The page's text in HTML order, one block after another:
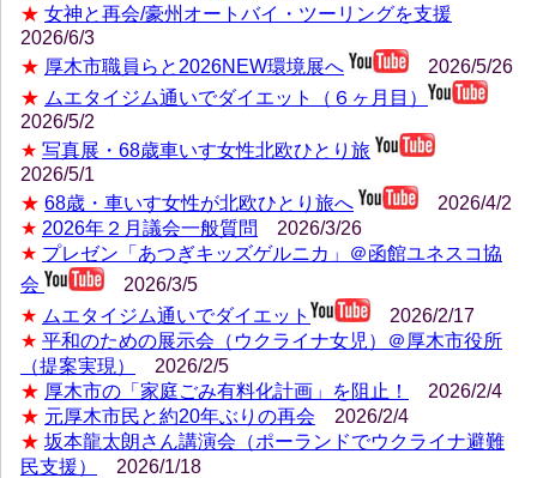
★ 女神と再会/豪州オートバイ・ツーリングを支援
2026/6/3
★ 厚木市職員らと2026NEW環境展へ
2026/5/26
★ ムエタイジム通いでダイエット（６ヶ月目）
2026/5/2
★ 写真展・68歳車いす女性北欧ひとり旅
2026/5/1
★ 68歳・車いす女性が北欧ひとり旅へ
2026/4/2
★ 2026年２月議会一般質問 2026/3/26
★ プレゼン「あつぎキッズゲルニカ」＠函館ユネスコ協
会
2026/3/5
★ ムエタイジム通いでダイエット
2026/2/17
★ 平和のための展示会（ウクライナ女児）＠厚木市役所
（提案実現）
2026/2/5
★ 厚木市の「家庭ごみ有料化計画」を阻止！
2026/2/4
★ 元厚木市民と約20年ぶりの再会
2026/2/4
★ 坂本龍太朗さん講演会（ポーランドでウクライナ避難
民支援）
2026/1/18